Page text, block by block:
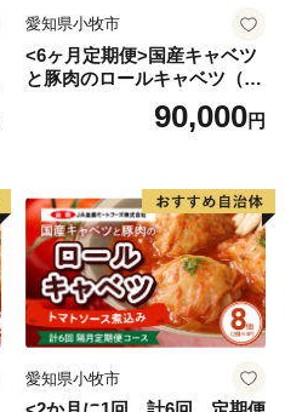
愛知県小牧市
<6ヶ月定期便>国産キャベツ
と豚肉のロールキャベツ（6P
90,000円
愛知県小牧市